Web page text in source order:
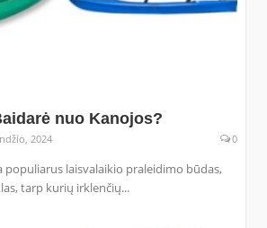
nuo Kanojos?
2024 0
populiarus laisvalaikio praleidimo būdas,
tarp kurių irklenčių...